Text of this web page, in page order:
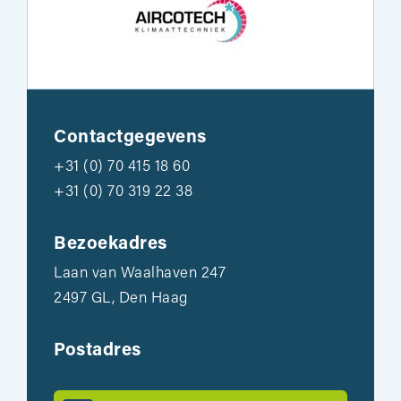
Contactgegevens
+31 (0) 70 415 18 60
+31 (0) 70 319 22 38
Bezoekadres
Laan van Waalhaven 247
2497 GL, Den Haag
Postadres